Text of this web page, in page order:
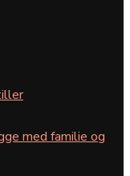
med familie og